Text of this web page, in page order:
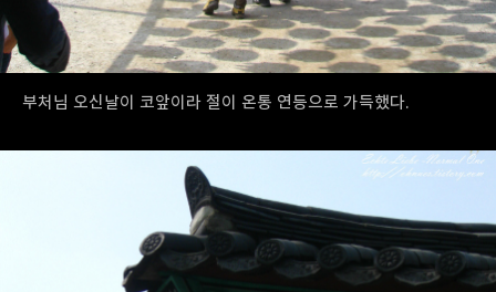
부처님 오신날이 코앞이라 절이 온통 연등으로 가득했다.